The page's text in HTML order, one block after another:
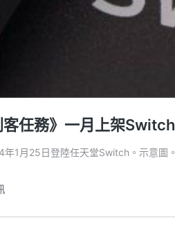
任務》一月上架Switch
1月25日登陸任天堂Switch。示意圖。